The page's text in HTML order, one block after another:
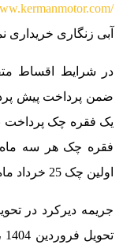
آبی زنگاری خریداری
در شرایط اقساط
ضمن پرداخت پیش
فقره چک هر سه
اولین چک 25 خرداد ماه 1404 می باشد.